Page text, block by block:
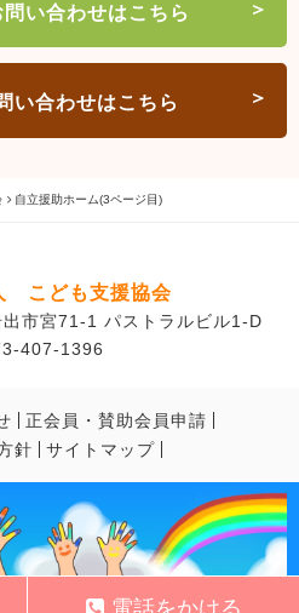
問い合わせはこちら
い合わせはこちら
自立援助ホーム(3ページ目)
こども支援協会
市宮71-1 パストラルビル1-D
407-1396
正会員・賛助会員申請
針
サイトマップ
電話をかける